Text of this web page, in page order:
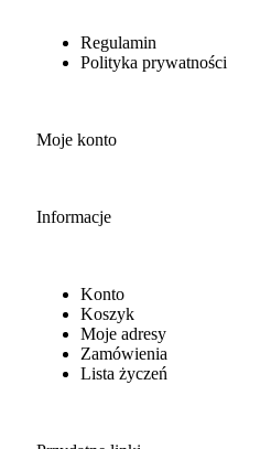
Regulamin
Polityka prywatności
Moje konto
Informacje
Konto
Koszyk
Moje adresy
Zamówienia
Lista życzeń